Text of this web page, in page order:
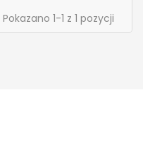
Pokazano 1-1 z 1 pozycji